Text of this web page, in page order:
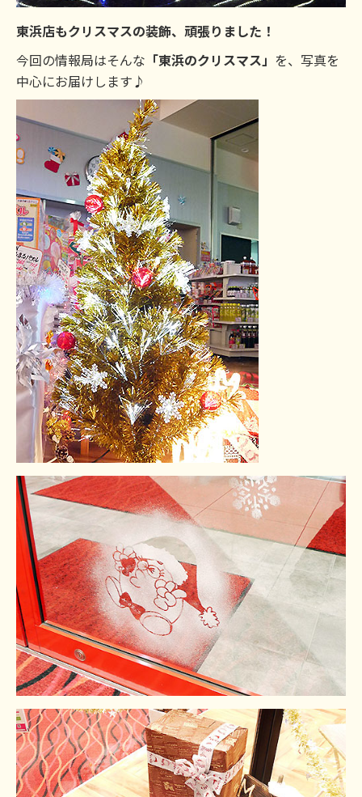
東浜店もクリスマスの装飾、頑張りました！
今回の情報局はそんな 「東浜のクリスマス」 を、写真を
中心にお届けします♪